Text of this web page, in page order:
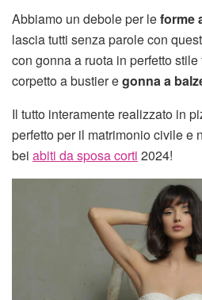
Abbiamo un debole per leforme
lascia tutti senza parole con
con gonna a ruota in perfetto
corpetto a bustier egonna a
Il tutto interamente realizzato in
perfetto per il matrimonio civile e
bei abiti da sposa corti 2024!